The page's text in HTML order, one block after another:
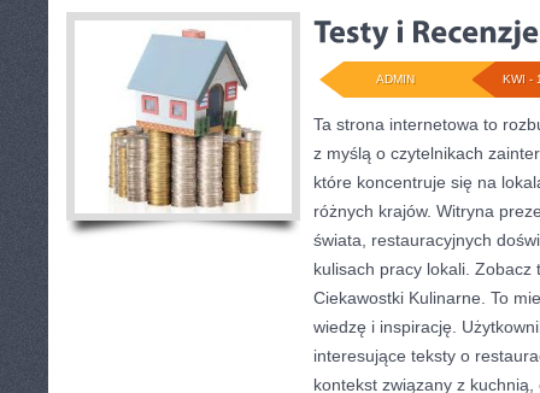
KWI -
ADMIN
Ta strona internetowa to
z myślą o czytelnikach
które koncentruje się na
różnych krajów. Witryna
świata, restauracyjnych
kulisach pracy lokali. Zobacz
Ciekawostki Kulinarne. To
wiedzę i inspirację.
interesujące teksty o
kontekst związany z kuchnią,